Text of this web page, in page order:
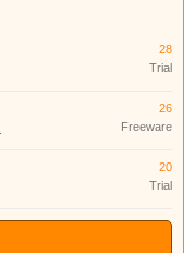
28
Trial
26
Freeware
20
Trial